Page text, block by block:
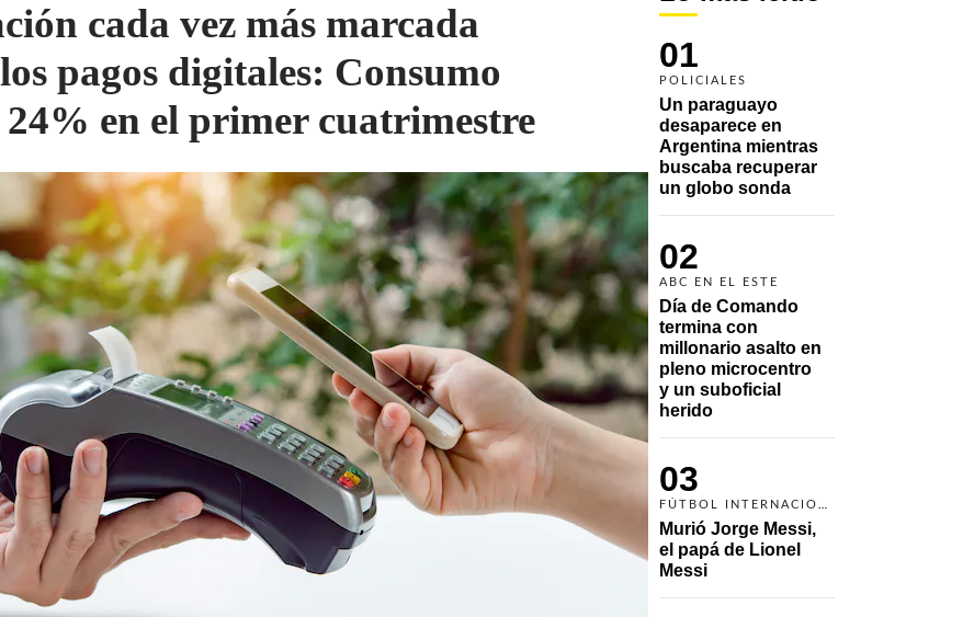
01
POLICIALES
Un paraguayo
desaparece en
Argentina mientras
buscaba recuperar
un globo sonda
02
ABC EN EL ESTE
Día de Comando
termina con
millonario asalto en
pleno microcentro
y un suboficial
herido
03
Murió Jorge Messi,
el papá de Lionel
Messi
cada vez más marcada
pagos digitales: Consumo
24% en el primer cuatrimestre